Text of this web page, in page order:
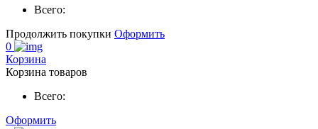
Всего:
Продолжить покупки Оформить
0
Корзина
Корзина товаров
Всего:
Оформить